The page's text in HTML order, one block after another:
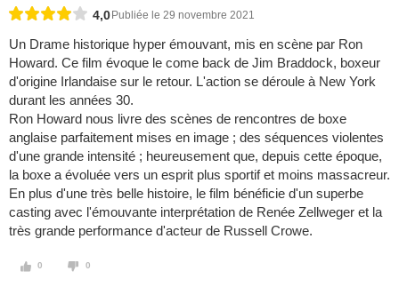
4,0 Publiée le 29 novembre 2021
Un Drame historique hyper émouvant, mis en scène par Ron
Howard. Ce film évoque le come back de Jim Braddock, boxeur
d'origine Irlandaise sur le retour. L'action se déroule à New York
durant les années 30.
Ron Howard nous livre des scènes de rencontres de boxe
anglaise parfaitement mises en image ; des séquences violentes
d'une grande intensité ; heureusement que, depuis cette époque,
la boxe a évoluée vers un esprit plus sportif et moins massacreur.
En plus d'une très belle histoire, le film bénéficie d'un superbe
casting avec l'émouvante interprétation de Renée Zellweger et la
très grande performance d'acteur de Russell Crowe.
0 0